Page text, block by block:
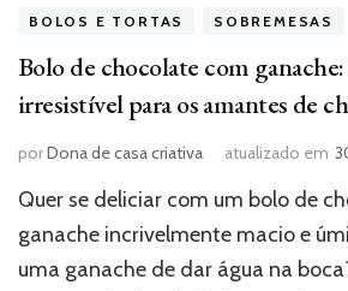
BOLOS E TORTAS SOBREMESAS
Bolo de chocolate com
irresistível para os amantes de
porDona de casa criativa atualizado em
Quer se deliciar com um bolo de
ganache incrivelmente macio e
uma ganache de dar água na